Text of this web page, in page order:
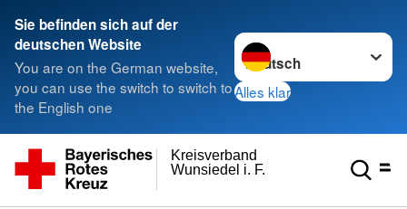
Sie befinden sich auf der
deutschen Website
You are on the German website,
you can use the switch to switch to
the English one
Sprache wechseln zu
Alles klar
Wunsiedel i. F.
Kreisverband